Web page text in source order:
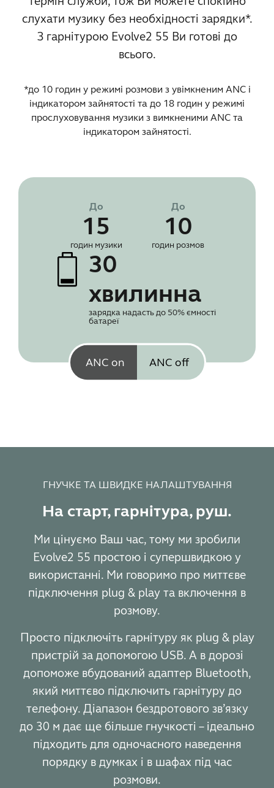
слухати музику без необхідності зарядки*.
З гарнітурою Evolve2 55 Ви готові до
всього.
*до 10 годин у режимі розмови з увімкненим ANC і
індикатором зайнятості та до 18 годин у режимі
прослуховування музики з вимкненими ANC та
індикатором зайнятості.
До
15
годин музики
До
10
годин розмов
30
хвилинна
зарядка надасть до 50% ємності
батареї
ANC on ANC off
ГНУЧКЕ ТА ШВИДКЕ НАЛАШТУВАННЯ
На старт, гарнітура, руш.
Ми цінуємо Ваш час, тому ми зробили
Evolve2 55 простою і супершвидкою у
використанні. Ми говоримо про миттєве
підключення plug & play та включення в
розмову.
Просто підключіть гарнітуру як plug & play
пристрій за допомогою USB. А в дорозі
допоможе вбудований адаптер Bluetooth,
який миттєво підключить гарнітуру до
телефону. Діапазон бездротового зв’язку
до 30 м дає ще більше гнучкості – ідеально
підходить для одночасного наведення
порядку в думках і в шафах під час
розмови.